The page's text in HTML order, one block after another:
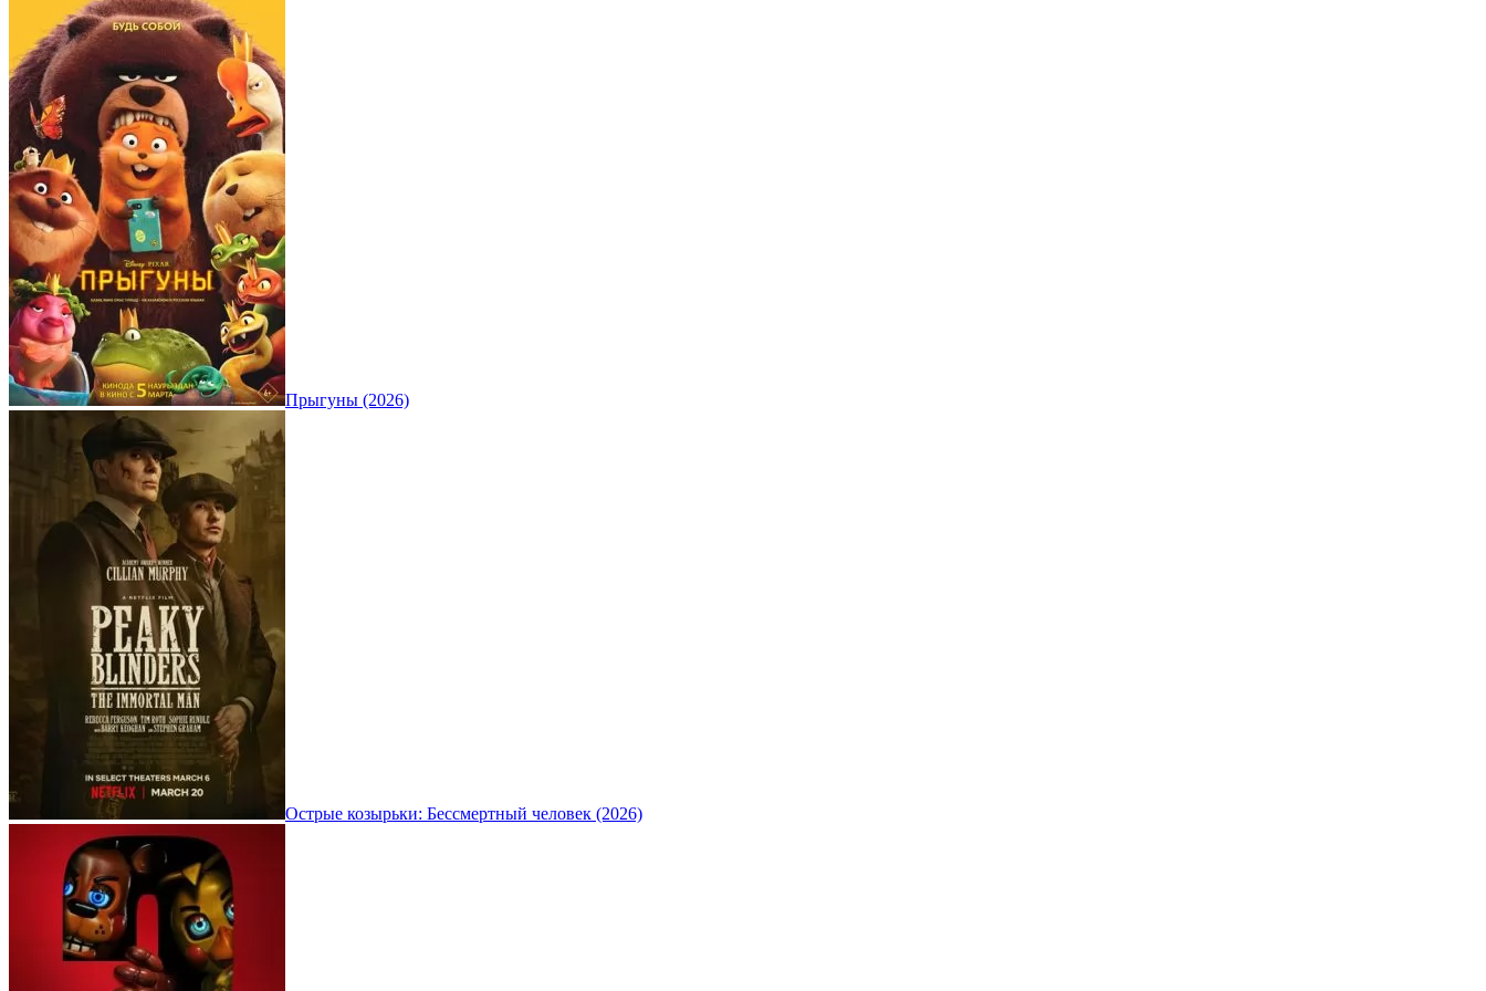
Прыгуны (2026)
Острые козырьки: Бессмертный человек (2026)